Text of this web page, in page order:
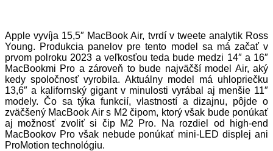
Apple vyvíja 15,5″ MacBook Air, tvrdí v tweete analytik Ross
Young. Produkcia panelov pre tento model sa má začať v
prvom polroku 2023 a veľkosťou teda bude medzi 14″ a 16″
MacBookmi Pro a zároveň to bude najväčší model Air, aký
kedy spoločnosť vyrobila. Aktuálny model má uhlopriečku
13,6″ a kalifornský gigant v minulosti vyrábal aj menšie 11″
modely. Čo sa týka funkcií, vlastností a dizajnu, pôjde o
zväčšený MacBook Air s M2 čipom, ktorý však bude ponúkať
aj možnosť zvoliť si čip M2 Pro. Na rozdiel od high-end
MacBookov Pro však nebude ponúkať mini-LED displej ani
ProMotion technológiu.